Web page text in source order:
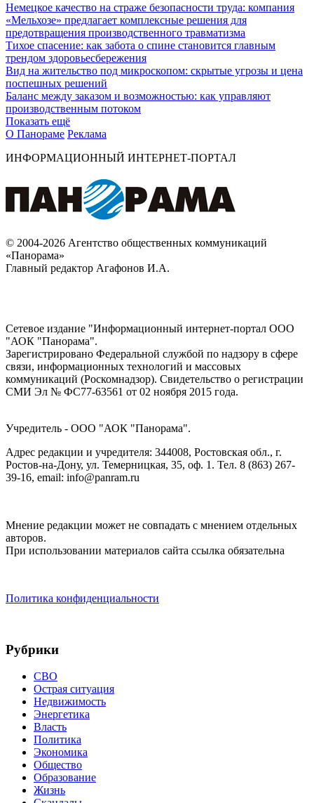
Немецкое качество на страже безопасности труда: компания
«Мельхозе» предлагает комплексные решения для
предотвращения производственного травматизма
Тихое спасение: как забота о спине становится главным
трендом здоровьесбережения
Вид на жительство под микроскопом: скрытые угрозы и цена
поспешных решений
Баланс между заказом и возможностью: как управляют
производственным потоком
Показать ещё
О Панораме Реклама
ИНФОРМАЦИОННЫЙ ИНТЕРНЕТ-ПОРТАЛ
© 2004-2026 Агентство общественных коммуникаций
«Панорама»
Главный редактор Агафонов И.А.
Сетевое издание "Информационный интернет-портал ООО
"АОК "Панорама".
Зарегистрировано Федеральной службой по надзору в сфере
связи, информационных технологий и массовых
коммуникаций (Роскомнадзор). Cвидетельство о регистрации
СМИ Эл № ФС77-63561 от 02 ноября 2015 года.
Учредитель - ООО "АОК "Панорама".
Адрес редакции и учредителя: 344008, Ростовская обл., г.
Ростов-на-Дону, ул. Темерницкая, 35, оф. 1. Тел. 8 (863) 267-
39-16, email: info@panram.ru
Мнение редакции может не совпадать с мнением отдельных
авторов.
При использовании материалов сайта ссылка обязательна
Политика конфиденциальности
Рубрики
СВО
Острая ситуация
Недвижимость
Энергетика
Власть
Политика
Экономика
Общество
Образование
Жизнь